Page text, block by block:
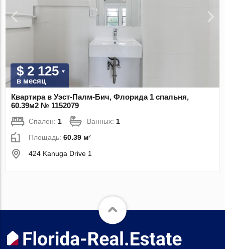
$ 2 125
в месяц
Квартира в Уэст-Палм-Бич, Флорида 1 спальня,
60.39м2 № 1152079
Спален: 1 Ванных: 1
Площадь:60.39 м²
424 Kanuga Drive 1